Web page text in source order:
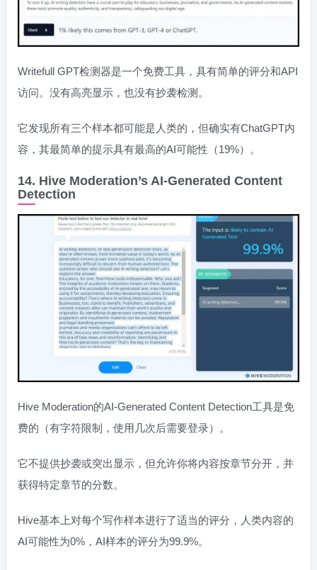
Writefull GPT检测器是一个免费工具，具有简单的评分和API
访问。没有高亮显示，也没有抄袭检测。
它发现所有三个样本都可能是人类的，但确实有ChatGPT内
容，其最简单的提示具有最高的AI可能性（19%）。
14. Hive Moderation’s AI-Generated Content
Detection
Hive Moderation的AI-Generated Content Detection工具是免
费的（有字符限制，使用几次后需要登录）。
它不提供抄袭或突出显示，但允许你将内容按章节分开，并
获得特定章节的分数。
Hive基本上对每个写作样本进行了适当的评分，人类内容的
AI可能性为0%，AI样本的评分为99.9%。